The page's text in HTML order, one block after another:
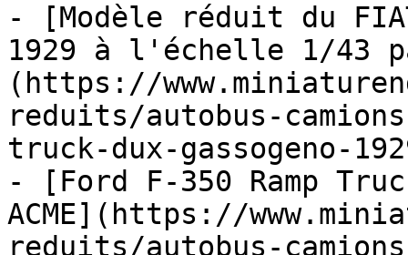
- [Modèle réduit du FIAT
1929 à l'échelle 1/43
(https://
reduits/autobus-
truck-dux-gassogeno-
- [Ford F-350 Ramp
ACME](https://
reduits/autobus-